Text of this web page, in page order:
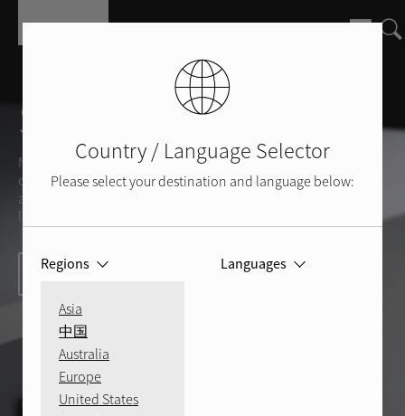
Support Rotel
Nous sommes à votre disposition, pour répondre aux
questions que pourraient vous inspirer vos produits et
appareils Rotel ou vous fournir des éclaircissements sur
l'univers et la qualité du son.
Contactez-nous dès aujourd'hui
Country / Language Selector
Please select your destination and language below:
Regions
Asia
中国
Australia
Europe
United States
Languages